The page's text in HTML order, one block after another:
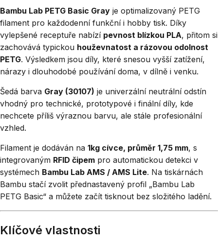
Bambu Lab PETG Basic Gray je optimalizovaný PETG
filament pro každodenní funkční i hobby tisk. Díky
vylepšené receptuře nabízí pevnost blízkou PLA, přitom si
zachovává typickou houževnatost a rázovou odolnost
PETG. Výsledkem jsou díly, které snesou vyšší zatížení,
nárazy i dlouhodobé používání doma, v dílně i venku.
Šedá barva Gray (30107) je univerzální neutrální odstín
vhodný pro technické, prototypové i finální díly, kde
nechcete příliš výraznou barvu, ale stále profesionální
vzhled.
Filament je dodáván na 1kg cívce, průměr 1,75 mm, s
integrovaným RFID čipem pro automatickou detekci v
systémech Bambu Lab AMS / AMS Lite. Na tiskárnách
Bambu stačí zvolit přednastavený profil „Bambu Lab
PETG Basic“ a můžete začít tisknout bez složitého ladění.
Klíčové vlastnosti